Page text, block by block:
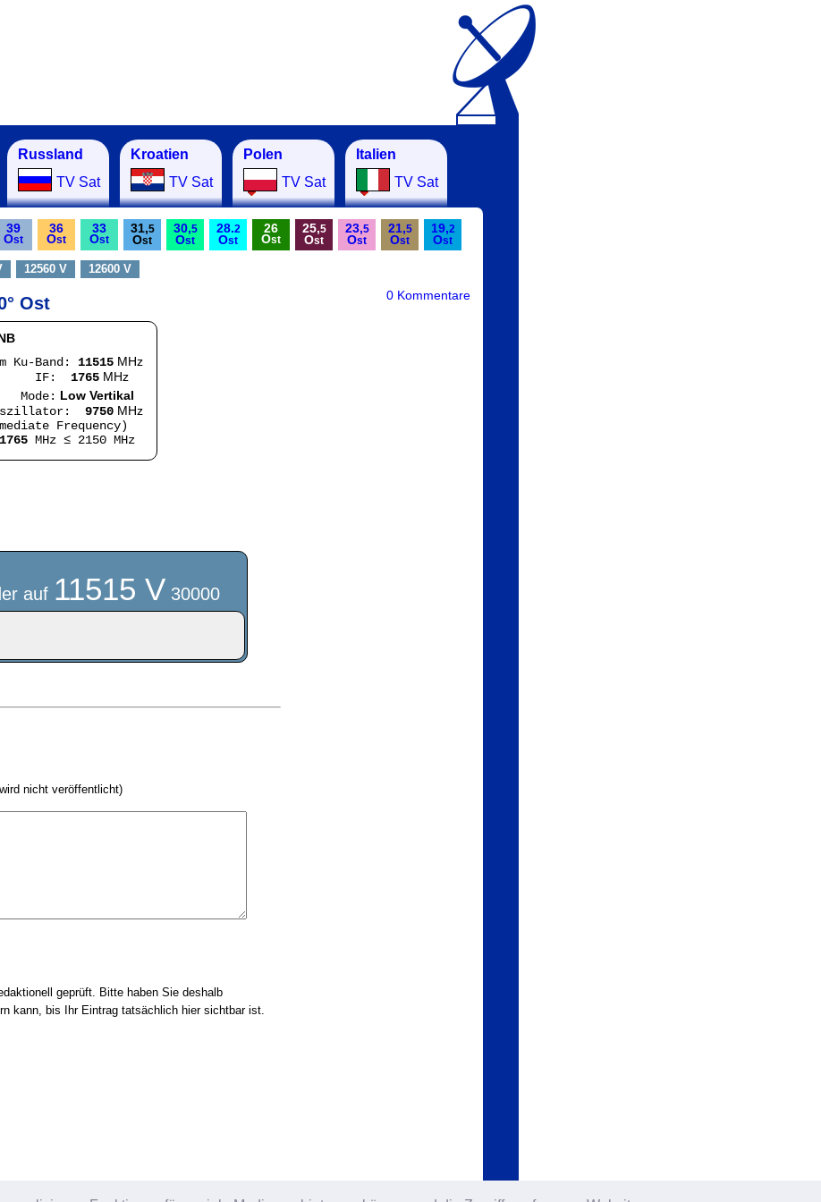
Russland
TV Sat
Kroatien
TV Sat
Polen
TV Sat
Italien
TV Sat
39
Ost
36
Ost
33
Ost
31,5
Ost
30,5
Ost
28.2
Ost
26
Ost
25,5
Ost
23,5
Ost
21,5
Ost
19,2
Ost
12560 V 12600 V
Ost
Ku-Band: 11515 MHz
1765 MHz
Low Vertikal
9750 MHz
Frequency)
1765 MHz ≤ 2150 MHz
auf 11515 V 30000
0 Kommentare
nicht veröffentlicht)
geprüft. Bitte haben Sie deshalb
kann, bis Ihr Eintrag tatsächlich hier sichtbar ist.